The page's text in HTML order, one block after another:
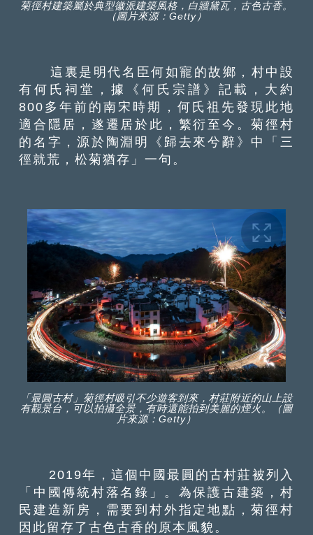
菊徑村建築屬於典型徽派建築風格，白牆黛瓦，古色古香。
（圖片來源：Getty）
這裏是明代名臣何如寵的故鄉，村中設
有何氏祠堂，據《何氏宗譜》記載，大約
800多年前的南宋時期，何氏祖先發現此地
適合隱居，遂遷居於此，繁衍至今。菊徑村
的名字，源於陶淵明《歸去來兮辭》中「三
徑就荒，松菊猶存」一句。
「最圓古村」菊徑村吸引不少遊客到來，村莊附近的山上設
有觀景台，可以拍攝全景，有時還能拍到美麗的煙火。（圖
片來源：Getty）
2019年，這個中國最圓的古村莊被列入
「中國傳統村落名錄」。為保護古建築，村
民建造新房，需要到村外指定地點，菊徑村
因此留存了古色古香的原本風貌。